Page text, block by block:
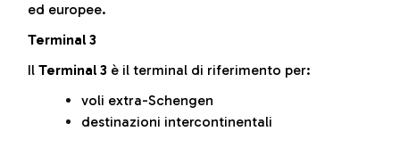
ed europee.
Terminal 3
Il Terminal 3 è il terminal di riferimento per:
voli extra-Schengen
destinazioni intercontinentali